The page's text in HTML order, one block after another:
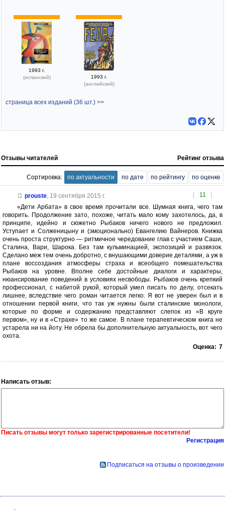
1993 г.
(испанский)
1993 г.
(английский)
страница всех изданий (36 шт.) >>
Отзывы читателей Рейтинг отзыва
Сортировка: по актуальности по дате по рейтингу по оценке
[ 11 ]
prouste, 19 сентября 2015 г.
«Дети Арбата» в свое время прочитали все. Шумная книга, чего там
говорить. Продолжение зато, похоже, читать мало кому захотелось, да, в
принципе, идейно и сюжетно Рыбаков ничего нового не предложил.
Уступает и Солженицыну и (эмоционально) Евангелию Вайнеров. Книжка
очень проста структурно — ритмичное чередование глав с участием Саши,
Сталина, Вари, Шарока. Без там кульминацией, экспозиций и развязок.
Сделано меж тем очень добротно, с внушающими доверие деталями, а уж в
плане воссоздания атмосферы страха и всеобщего помешательства
Рыбаков на уровне. Вполне себе достойные диалоги и характеры,
нюансирование поведений в условиях несвободы. Рыбаков очень крепкий
профессионал, с набитой рукой, который умел писать по делу, отсекать
лишнее, вследствие чего роман читается легко. Я вот не уверен был и в
отношении первой книги, что так уж нужны были сталинские монологи,
которые по форме и содержанию представляют слепок из «В круге
первом», ну и в «Страхе» то же самое. В плане терапевтическом книга не
устарела ни на йоту. Не обрела бы дополнительную актуальность, вот чего
охота.
Оценка: 7
Написать отзыв:
Писать отзывы могут только зарегистрированные посетители!
Регистрация
Подписаться на отзывы о произведении